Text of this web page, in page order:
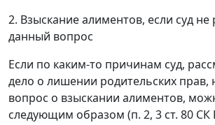
2. Взыскание алиментов, если суд
данный вопрос
Если по каким-то причинам суд,
дело о лишении родительских прав,
вопрос о взыскании алиментов,
следующим образом (п. 2, 3 ст. 80 СК